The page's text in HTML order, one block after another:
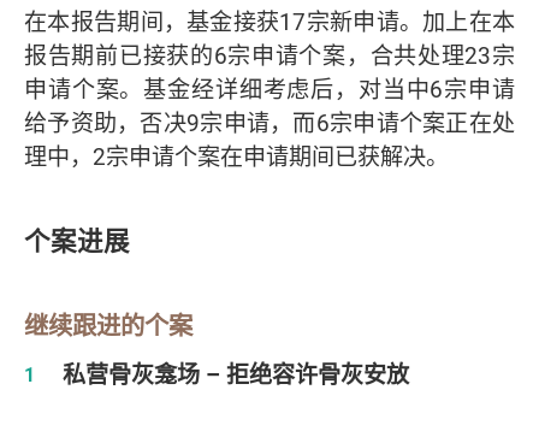
在本报告期间，基金接获17宗新申请。加上在本
报告期前已接获的6宗申请个案，合共处理23宗
申请个案。基金经详细考虑后，对当中6宗申请
给予资助，否决9宗申请，而6宗申请个案正在处
理中，2宗申请个案在申请期间已获解决。
个案进展
继续跟进的个案
私营骨灰龛场 – 拒绝容许骨灰安放